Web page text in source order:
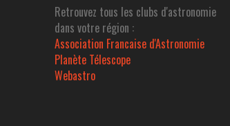
Retrouvez tous les clubs d'astronomie
dans votre région :
Association Francaise d'Astronomie
Planète Télescope
Webastro